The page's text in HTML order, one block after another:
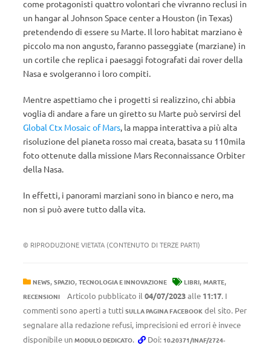
come protagonisti quattro volontari che vivranno reclusi in
un hangar al Johnson Space center a Houston (in Texas)
pretendendo di essere su Marte. Il loro habitat marziano è
piccolo ma non angusto, faranno passeggiate (marziane) in
un cortile che replica i paesaggi fotografati dai rover della
Nasa e svolgeranno i loro compiti.
Mentre aspettiamo che i progetti si realizzino, chi abbia
voglia di andare a fare un giretto su Marte può servirsi del
Global Ctx Mosaic of Mars, la mappa interattiva a più alta
risoluzione del pianeta rosso mai creata, basata su 110mila
foto ottenute dalla missione Mars Reconnaissance Orbiter
della Nasa.
In effetti, i panorami marziani sono in bianco e nero, ma
non si può avere tutto dalla vita.
© RIPRODUZIONE VIETATA (CONTENUTO DI TERZE PARTI)
NEWS, SPAZIO, TECNOLOGIA E INNOVAZIONE LIBRI, MARTE,
RECENSIONI Articolo pubblicato il 04/07/2023alle 11:17. I
commenti sono aperti a tutti SULLA PAGINA FACEBOOK del sito. Per
segnalare alla redazione refusi, imprecisioni ed errori è invece
disponibile un MODULO DEDICATO. Doi: 10.20371/INAF/2724-